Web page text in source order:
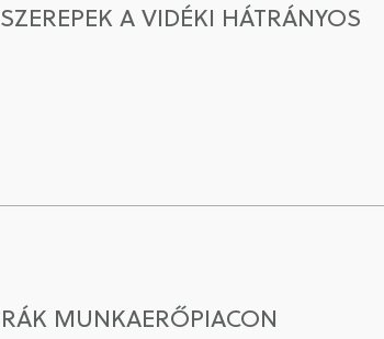
A VIDÉKI HÁTRÁNYOS
MUNKAERŐPIACON